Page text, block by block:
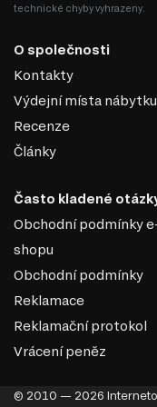
Luxe Lesklý. Tento
různých kategorií:
Dolní kuchyňské skříňky
Horní kuchyňské skříňky
Kuchyňské dvířka
Doplňky do kuchyně
nabídku na Dubok.cz
skříňky RioLine Luxe
kuchyň!
technické chyby vyhrazeny.
O společnosti
Kontakty
Výdejní místa nábytku
Recenze
Články
Často kladené
Obchodní podmínky
shopu
Obchodní podmínky
Reklamace
Reklamační protokol
Vrácení peněz
© 2010 — 2026